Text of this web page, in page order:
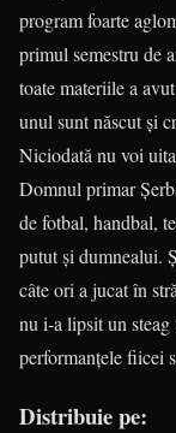
program foarte
primul semestru de
toate materiile a
unul sunt născut şi
Niciodată nu voi
Domnul primar
de fotbal, handbal,
putut şi dumnealui.
câte ori a jucat în
nu i-a lipsit un
performanţele fiicei
Distribuie pe: